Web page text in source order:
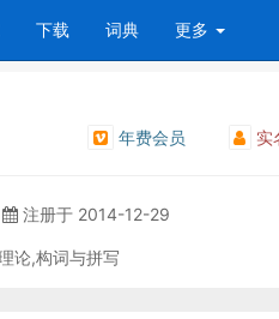
下载 词典 更多
年费会员 实
注册于 2014-12-29
论,构词与拼写